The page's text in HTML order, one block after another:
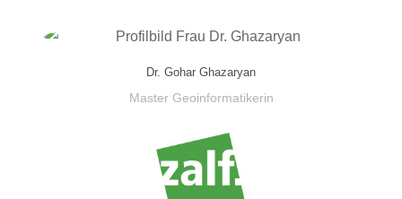
Dr. Gohar Ghazaryan
Master Geoinformatikerin